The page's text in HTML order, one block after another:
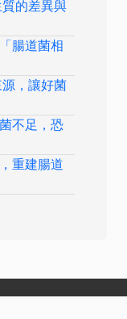
的差異與
腸道菌相
，讓好菌
不足，恐
重建腸道